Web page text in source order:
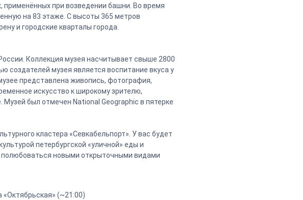
применённых при возведении башни. Во время
на 83 этаже. С высоты 365 метров
и городские кварталы города.
Коллекция музея насчитывает свыше 2800
создателей музея является воспитание вкуса у
представлена живопись, фотография,
искусство к широкому зрителю,
был отмечен National Geographic в пятерке
кластера «Севкабельпорт». У вас будет
петербургской «уличной» еды и
полюбоваться новыми открыточными видами
«Октябрьская» (~21:00)